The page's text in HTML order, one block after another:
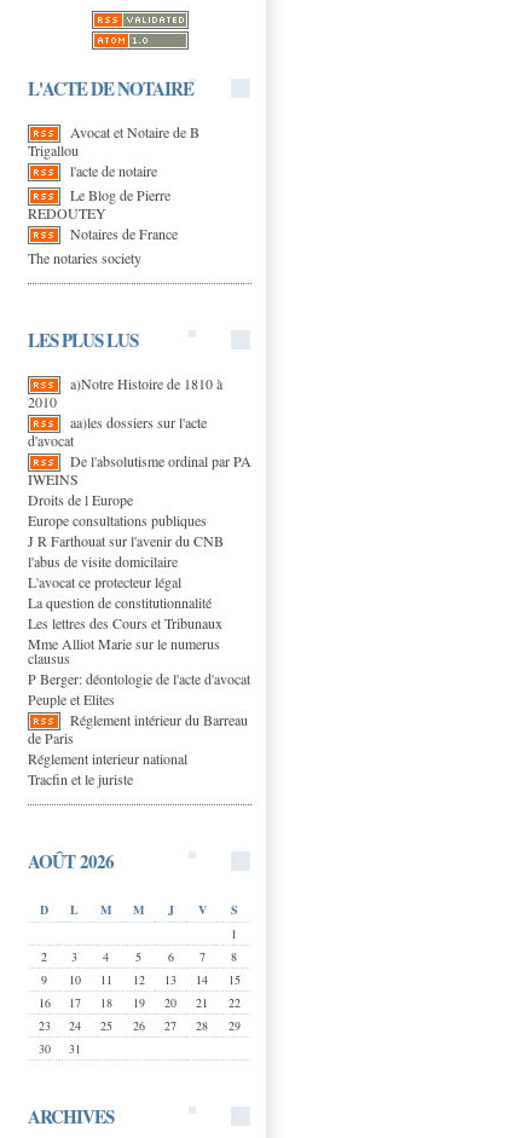
L'ACTE DE NOTAIRE
Avocat et Notaire de B
Trigallou
l'acte de notaire
Le Blog de Pierre
REDOUTEY
Notaires de France
The notaries society
LES PLUS LUS
a)Notre Histoire de 1810 à
2010
aa)les dossiers sur l'acte
d'avocat
De l'absolutisme ordinal par PA
IWEINS
Droits de l Europe
Europe consultations publiques
J R Farthouat sur l'avenir du CNB
l'abus de visite domicilaire
L'avocat ce protecteur légal
La question de constitutionnalité
Les lettres des Cours et Tribunaux
Mme Alliot Marie sur le numerus
clausus
P Berger: déontologie de l'acte d'avocat
Peuple et Elites
Réglement intérieur du Barreau
de Paris
Réglement interieur national
Tracfin et le juriste
AOÛT 2026
D L M M J V
S
1
2
3 4 5 6 7
8
9
10 11 12 13 14
15
16
17 18 19 20 21
22
23
24 25 26 27 28
29
30
31
ARCHIVES